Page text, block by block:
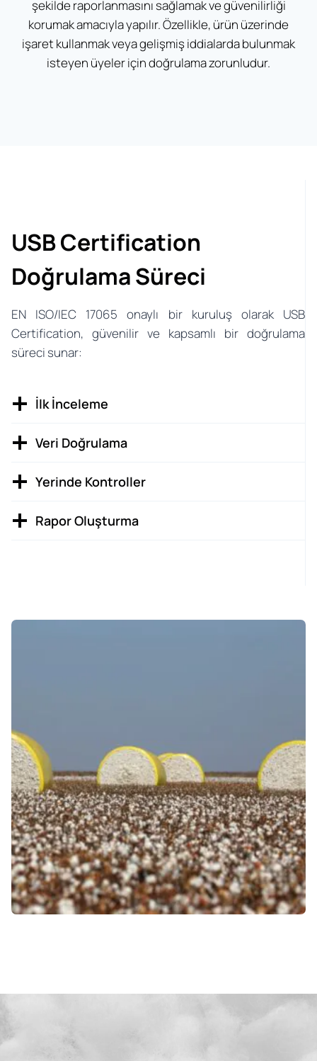
şekilde raporlanmasını sağlamak ve güvenilirliği
korumak amacıyla yapılır. Özellikle, ürün üzerinde
işaret kullanmak veya gelişmiş iddialarda bulunmak
isteyen üyeler için doğrulama zorunludur.
USB Certification
Doğrulama Süreci
EN ISO/IEC 17065 onaylı bir kuruluş olarak USB
Certification, güvenilir ve kapsamlı bir doğrulama
süreci sunar:
İlk İnceleme
Veri Doğrulama
Yerinde Kontroller
Rapor Oluşturma